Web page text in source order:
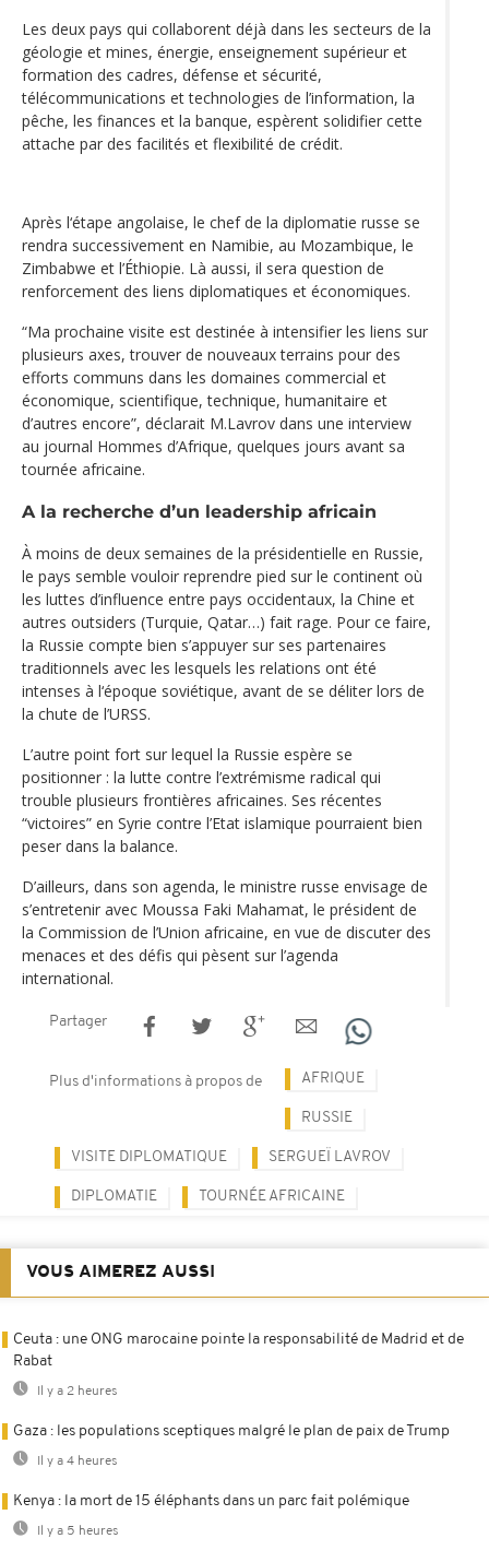
Les deux pays qui collaborent déjà dans les secteurs de la
géologie et mines, énergie, enseignement supérieur et
formation des cadres, défense et sécurité,
télécommunications et technologies de l’information, la
pêche, les finances et la banque, espèrent solidifier cette
attache par des facilités et flexibilité de crédit.
Après l‘étape angolaise, le chef de la diplomatie russe se
rendra successivement en Namibie, au Mozambique, le
Zimbabwe et l’Éthiopie. Là aussi, il sera question de
renforcement des liens diplomatiques et économiques.
“Ma prochaine visite est destinée à intensifier les liens sur
plusieurs axes, trouver de nouveaux terrains pour des
efforts communs dans les domaines commercial et
économique, scientifique, technique, humanitaire et
d’autres encore”, déclarait M.Lavrov dans une interview
au journal Hommes d’Afrique, quelques jours avant sa
tournée africaine.
A la recherche d’un leadership africain
À moins de deux semaines de la présidentielle en Russie,
le pays semble vouloir reprendre pied sur le continent où
les luttes d’influence entre pays occidentaux, la Chine et
autres outsiders (Turquie, Qatar…) fait rage. Pour ce faire,
la Russie compte bien s’appuyer sur ses partenaires
traditionnels avec les lesquels les relations ont été
intenses à l‘époque soviétique, avant de se déliter lors de
la chute de l’URSS.
L’autre point fort sur lequel la Russie espère se
positionner : la lutte contre l’extrémisme radical qui
trouble plusieurs frontières africaines. Ses récentes
“victoires” en Syrie contre l’Etat islamique pourraient bien
peser dans la balance.
D’ailleurs, dans son agenda, le ministre russe envisage de
s’entretenir avec Moussa Faki Mahamat, le président de
la Commission de l’Union africaine, en vue de discuter des
menaces et des défis qui pèsent sur l’agenda
international.
Partager
Plus d'informations à propos de AFRIQUE
RUSSIE
VISITE DIPLOMATIQUE SERGUEÏ LAVROV
DIPLOMATIE TOURNÉE AFRICAINE
VOUS AIMEREZ AUSSI
Ceuta : une ONG marocaine pointe la responsabilité de Madrid et de
Rabat
Il y a 2 heures
Gaza : les populations sceptiques malgré le plan de paix de Trump
Il y a 4 heures
Kenya : la mort de 15 éléphants dans un parc fait polémique
Il y a 5 heures